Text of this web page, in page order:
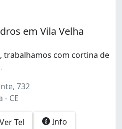
em Vila Velha
trabalhamos com cortina de
732
- CE
Ver Tel Info